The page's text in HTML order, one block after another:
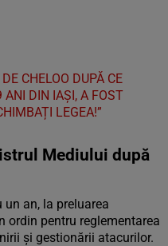
CHELOO DUPĂ CE
ANI DIN IAȘI, A FOST
LEGEA!”
Mediului după
an, la preluarea
ordin pentru reglementarea
și gestionării atacurilor.